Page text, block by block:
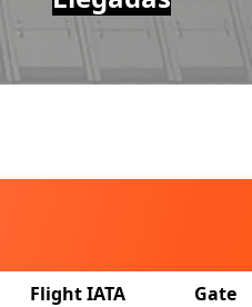
Flight IATA Gate